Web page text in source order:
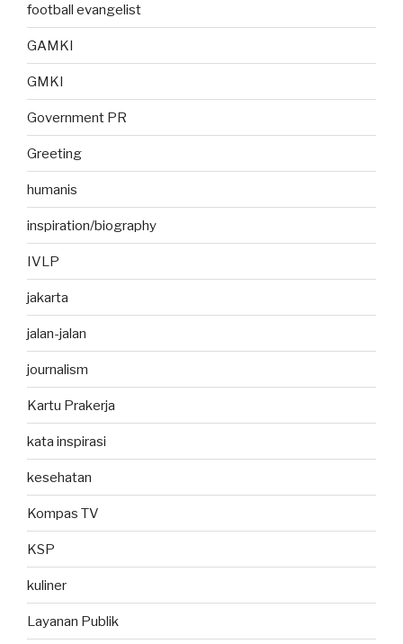
football evangelist
GAMKI
GMKI
Government PR
Greeting
humanis
inspiration/biography
IVLP
jakarta
jalan-jalan
journalism
Kartu Prakerja
kata inspirasi
kesehatan
Kompas TV
KSP
kuliner
Layanan Publik